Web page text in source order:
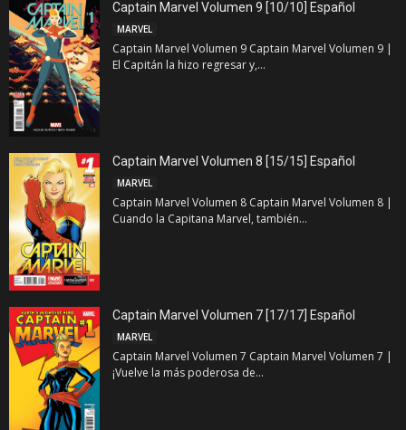
Captain Marvel Volumen 9 [10/10] Español
MARVEL
Captain Marvel Volumen 9 Captain Marvel Volumen 9 |
El Capitán la hizo regresar y,...
Captain Marvel Volumen 8 [15/15] Español
MARVEL
Captain Marvel Volumen 8 Captain Marvel Volumen 8 |
Cuando la Capitana Marvel, también...
Captain Marvel Volumen 7 [17/17] Español
MARVEL
Captain Marvel Volumen 7 Captain Marvel Volumen 7 |
¡Vuelve la más poderosa de...